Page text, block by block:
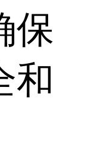
保
和